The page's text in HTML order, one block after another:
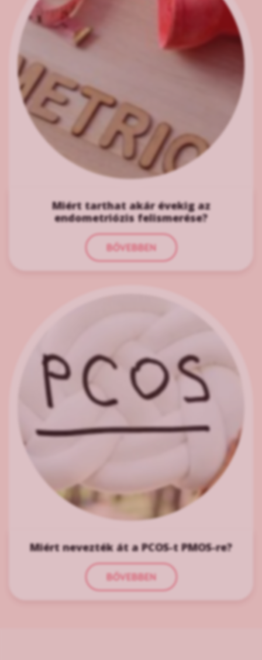
Miért tarthat akár évekig az
endometriózis felismerése?
BŐVEBBEN
Miért nevezték át a PCOS-t PMOS-re?
BŐVEBBEN